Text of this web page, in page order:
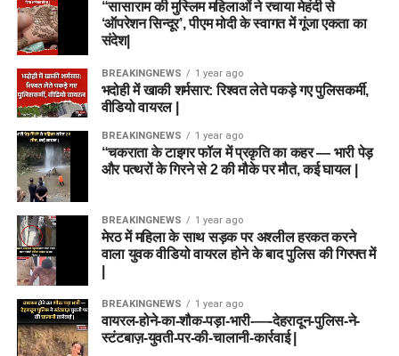
लिए आवश्यक व्यावहारिक कौशल की जांच हेतु स्किल टेस्ट लिया
जाएगा (जहां लागू हो)।
दस्तावेज सत्यापन (Document Verification – DV):
लिखित परीक्षा और स्किल टेस्ट की मेरिट के आधार पर शॉर्टलिस्ट
किए गए उम्मीदवारों को अपने मूल प्रमाणपत्रों की जांच करानी
होगी।
चिकित्सा परीक्षण (Medical Examination): अंतिम चयन से
पहले उम्मीदवारों का शारीरिक रूप से पद के योग्य होने की पुष्टि के
लिए मेडिकल टेस्ट कराया जाएगा।
आवेदन शुल्क (Application Fee)
DSSSB आवेदकों से बेहद किफायती आवेदन शुल्क लेता है। भुगतान
केवल ऑनलाइन माध्यम (नेट बैंकिंग, डेबिट/क्रेडिट कार्ड, यूपीआई) से ही
स्वीकार किया जाएगा।
“सासाराम की मुस्लिम महिलाओं ने रचाया मेहंदी से
‘ऑपरेशन सिन्दूर’, पीएम मोदी के स्वागत में गूंजा एकता का
संदेश|
BREAKINGNEWS 1 year ago
भदोही में खाकी शर्मसार: रिश्वत लेते पकड़े गए पुलिसकर्मी,
वीडियो वायरल |
BREAKINGNEWS 1 year ago
“चकराता के टाइगर फॉल में प्रकृति का कहर — भारी पेड़
और पत्थरों के गिरने से 2 की मौके पर मौत, कई घायल |
BREAKINGNEWS 1 year ago
मेरठ में महिला के साथ सड़क पर अश्लील हरकत करने
वाला युवक वीडियो वायरल होने के बाद पुलिस की गिरफ्त में
BREAKINGNEWS 1 year ago
वायरल-होने-का-शौक-पड़ा-भारी-—-देहरादून-पुलिस-ने-
स्टंटबाज़-युवती-पर-की-चालानी-कार्रवाई |